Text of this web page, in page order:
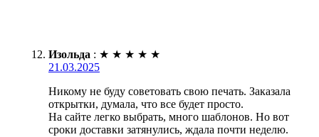
Изольда : ★ ★ ★ ★ ★
21.03.2025
Никому не буду советовать свою печать. Заказала
открытки, думала, что все будет просто.
На сайте легко выбрать, много шаблонов. Но вот
сроки доставки затянулись, ждала почти неделю.